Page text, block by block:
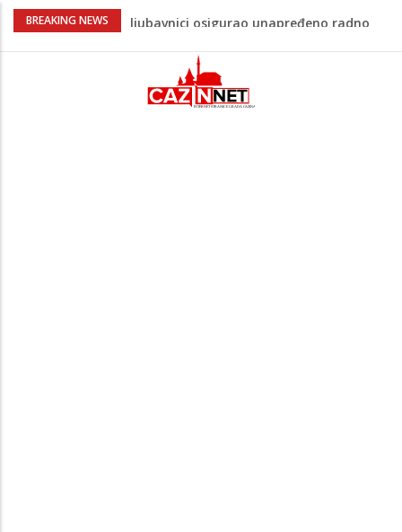
BREAKING NEWS
Kuhar otkrio kako pripremiti jaja
Stvari koje su djeca 80-ih radila bez
pitanja, a danas moraju tražiti
dopuštenje